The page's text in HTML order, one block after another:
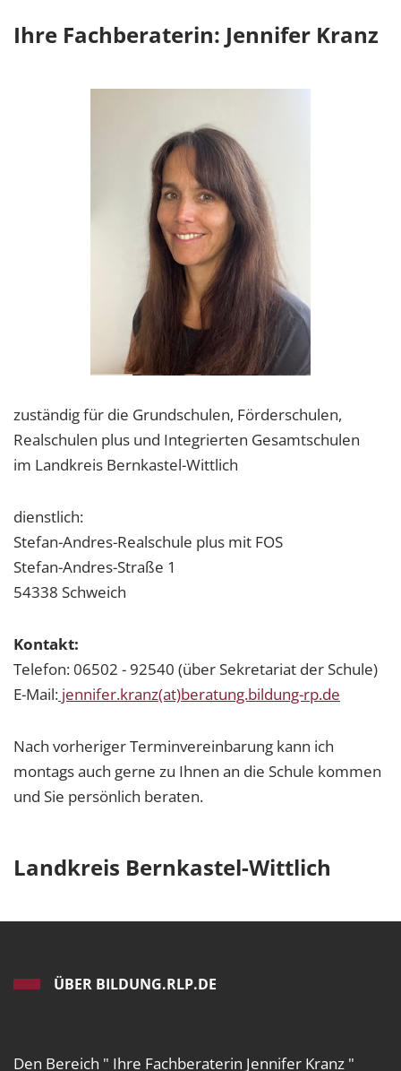
Ihre Fachberaterin: Jennifer Kranz
zuständig für die Grundschulen, Förderschulen,
Realschulen plus und Integrierten Gesamtschulen
im Landkreis Bernkastel-Wittlich
dienstlich:
Stefan-Andres-Realschule plus mit FOS
Stefan-Andres-Straße 1
54338 Schweich
Kontakt:
Telefon: 06502 - 92540 (über Sekretariat der Schule)
E-Mail: jennifer.kranz(at)beratung.bildung-rp.de
Nach vorheriger Terminvereinbarung kann ich
montags auch gerne zu Ihnen an die Schule kommen
und Sie persönlich beraten.
Landkreis Bernkastel-Wittlich
ÜBER BILDUNG.RLP.DE
Den Bereich " Ihre Fachberaterin Jennifer Kranz "